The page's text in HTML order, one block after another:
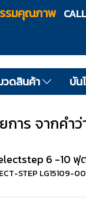
รรมคุณภาพ
วดสินค้า บัน
าร จากคำ
6 -10 ฟุ
STEP LG15109-